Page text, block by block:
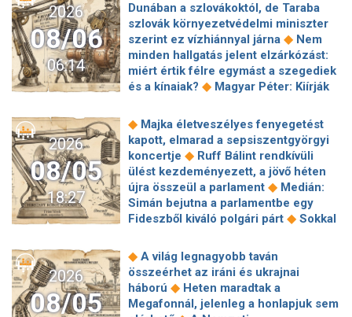
2026
08/06
06:14
Dunában a szlovákoktól, de Taraba
szlovák környezetvédelmi miniszter
szerint ez vízhiánnyal járna ◆ Nem
minden hallgatás jelent elzárkózást:
miért értik félre egymást a szegediek
és a kínaiak? ◆ Magyar Péter: Kiírják
projektekben magyar állami
tulajdonrészt fognak előírni ◆Orbán
Gáspár hatszor repült honvédségi
gépen Csádba és Nigerbe◆Ismert
magyar utazási iroda ment csődbe,
bolgár biztosítóval hadakozhatnak az
utasok◆Amerikai rakétákat is
zsákmányolt az előrenyomuló orosz
után: a Szerencsejáték Zrt. átalakítja
ügynökségi modelljét◆A Tisza-
frakció kezdeményezte, hogy jövő
kedden válasszák meg az új
2026
08/05
18:27
◆ Majka életveszélyes fenyegetést
kapott, elmarad a sepsiszentgyörgyi
koncertje ◆ Ruff Bálint rendkívüli
ülést kezdeményezett, a jövő héten
újra összeül a parlament ◆ Medián:
Simán bejutna a parlamentbe egy
Fideszből kiváló polgári párt ◆ Sokkal
Vitézy: 42 új, 120 méteres
motorvonatot vesznek, teljesen
megújul a szentendrei, a csepeli és a
ráckevei HÉV járműparkja
◆ Egy
hajszálon múlt Paks, de a jövőben jó
2026
08/05
◆ A világ legnagyobb taván
összeérhet az iráni és ukrajnai
háború ◆ Heten maradtak a
Megafonnál, jelenleg a honlapjuk sem